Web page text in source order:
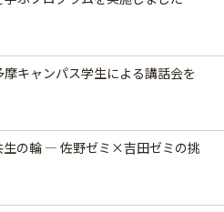
キャンパス学生による講話会を
生の輪 ― 佐野ゼミ×吉田ゼミの挑